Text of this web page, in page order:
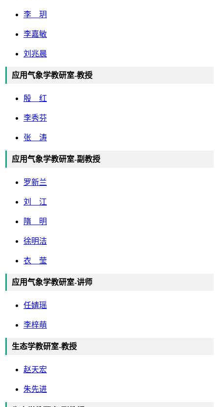
李 玥
李嘉敏
刘兆晨
应用气象学教研室-教授
殷 红
李秀芬
张 涛
应用气象学教研室-副教授
罗新兰
刘 江
隋 明
徐明洁
衣 莹
应用气象学教研室-讲师
任婧瑶
李梓萌
生态学教研室-教授
赵天宏
朱先进